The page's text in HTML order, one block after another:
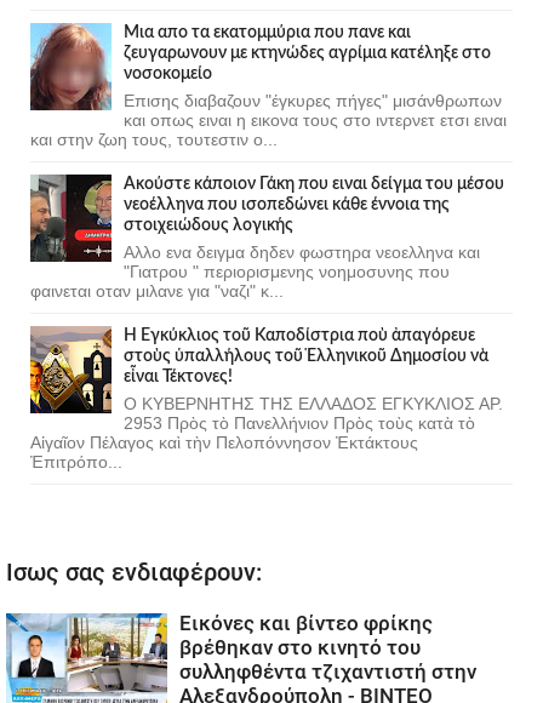
Μια απο τα εκατομμύρια που πανε και
ζευγαρωνουν με κτηνώδες αγρίμια κατέληξε στο
νοσοκομείο
Επισης διαβαζουν "έγκυρες πήγες" μισάνθρωπων
και οπως ειναι η εικονα τους στο ιντερνετ ετσι ειναι
και στην ζωη τους, τουτεστιν ο...
Ακούστε κάποιον Γάκη που ειναι δείγμα του μέσου
νεοέλληνα που ισοπεδώνει κάθε έννοια της
στοιχειώδους λογικής
Αλλο ενα δειγμα δηδεν φωστηρα νεοελληνα και
"Γιατρου " περιορισμενης νοημοσυνης που
φαινεται οταν μιλανε για "ναζι" κ...
Ἡ Ἐγκύκλιος τοῦ Καποδίστρια ποὺ ἀπαγόρευε
στοὺς ὑπαλλήλους τοῦ Ἑλληνικοῦ Δημοσίου νὰ
εἶναι Τέκτονες!
Ο ΚΥΒΕΡΝΗΤΗΣ ΤΗΣ ΕΛΛΑΔΟΣ ΕΓΚΥΚΛΙΟΣ ΑΡ.
2953 Πρὸς τὸ Πανελλήνιον Πρὸς τοὺς κατὰ τὸ
Αἰγαῖον Πέλαγος καὶ τὴν Πελοπόννησον Ἐκτάκτους
Ἐπιτρόπο...